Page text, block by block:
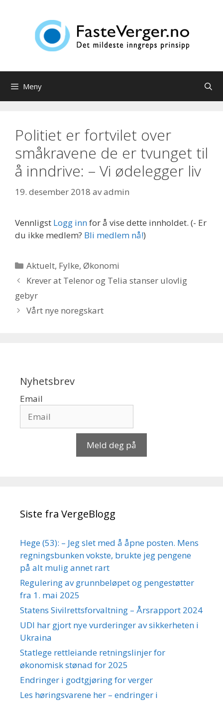
Meny
Politiet er fortvilet over
småkravene de er tvunget til
å inndrive: – Vi ødelegger liv
19. desember 2018 avadmin
Vennligst Logg innfor å vise dette innholdet. (- Er
du ikke medlem? Bli medlem nå!)
Kategorier
Aktuelt, Fylke,Økonomi
Krever at Telenor og Telia stanser ulovlig
gebyr
Vårt nye noregskart
Nyhetsbrev
Email
Meld deg på
Siste fra VergeBlogg
Hege (53): – Jeg slet med å åpne posten. Mens
regningsbunken vokste, brukte jeg pengene
på alt mulig annet rart
Regulering av grunnbeløpet og pengestøtter
fra 1. mai 2025
Statens Sivilrettsforvaltning – Årsrapport 2024
UDI har gjort nye vurderinger av sikkerheten i
Ukraina
Statlege rettleiande retningslinjer for
økonomisk stønad for 2025
Endringer i godtgjøring for verger
Les høringsvarene her – endringer i